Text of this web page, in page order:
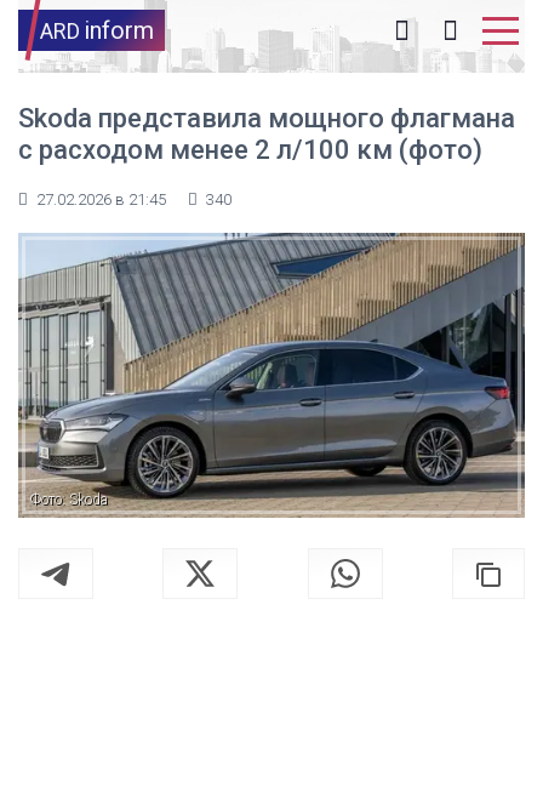
ARD inform
Skoda представила мощного флагмана
с расходом менее 2 л/100 км (фото)
27.02.2026 в 21:45 340
Фото: Skoda